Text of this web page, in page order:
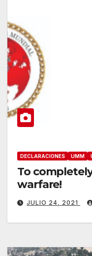
DECLARACIONES UMM
To
warfare!
JULIO 24, 2021